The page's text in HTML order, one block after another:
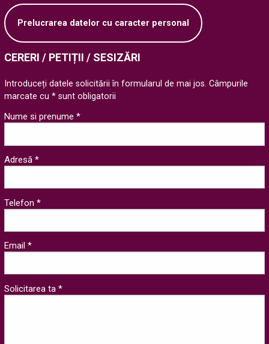
Prelucrarea datelor cu caracter personal
CERERI / PETIȚII / SESIZĂRI
Introduceți datele solicitării în formularul de mai jos. Câmpurile
marcate cu * sunt obligatorii
Nume si prenume *
Adresă *
Telefon *
Email *
Solicitarea ta *